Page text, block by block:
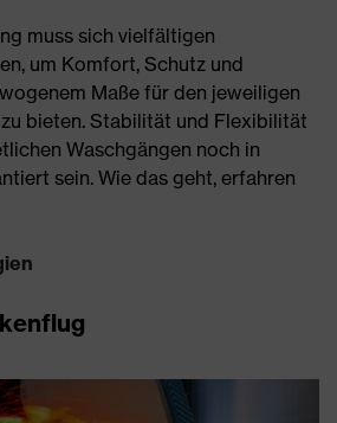
muss sich vielfältigen
um Komfort, Schutz und
Maße für den jeweiligen
bieten. Stabilität und Flexibilität
Waschgängen noch in
sein. Wie das geht, erfahren